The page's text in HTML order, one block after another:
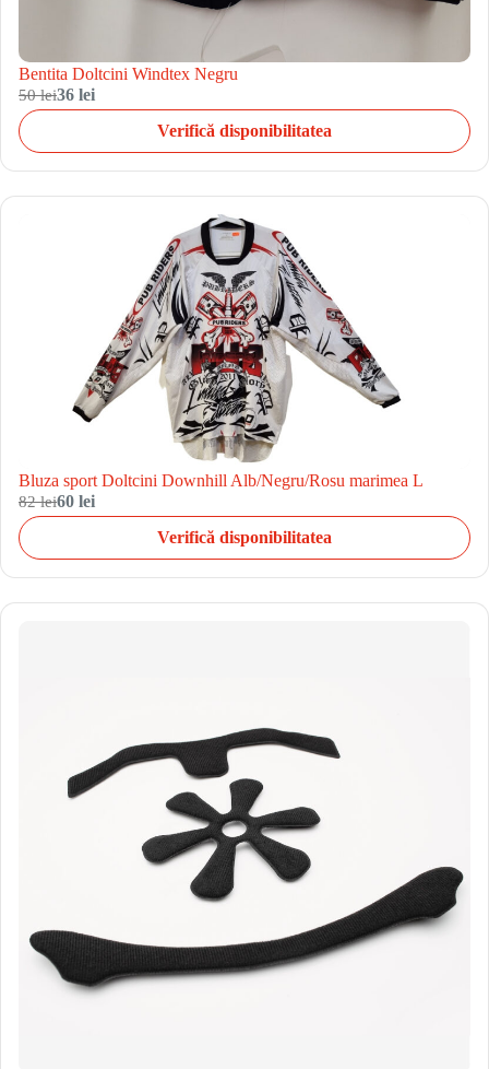
Bentita Doltcini Windtex Negru
50 lei36 lei
Verifică disponibilitatea
Bluza sport Doltcini Downhill Alb/Negru/Rosu marimea L
82 lei60 lei
Verifică disponibilitatea